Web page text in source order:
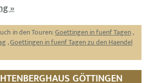
»
in den Touren:Goettingen in fuenf Tagen,
,Goettingen in fuenf Tagen zu den Haendel
GÖTTINGEN